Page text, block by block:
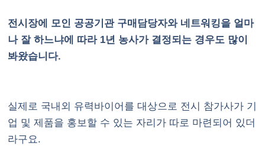
전시장에 모인 공공기관 구매담당자와 네트워킹을 얼마
나 잘 하느냐에 따라 1년 농사가 결정되는 경우도 많이
봐왔습니다.
실제로 국내외 유력바이어를 대상으로 전시 참가사가 기
업 및 제품을 홍보할 수 있는 자리가 따로 마련되어 있더
라구요.